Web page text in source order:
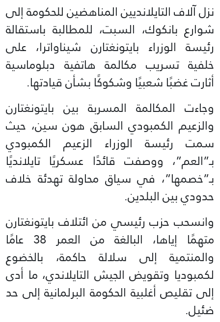
نزل آلاف التايلانديين المناهضين للحكومة إلى
شوارع بانكوك، السبت، للمطالبة باستقالة
رئيسة الوزراء بايتونغتارن شيناواترا، على
خلفية تسريب مكالمة هاتفية دبلوماسية
أثارت غضبًا شعبيًا وشكوكًا بشأن قيادتها.
وجاءت المكالمة المسربة بين بايتونغتارن
والزعيم الكمبودي السابق هون سين، حيث
سمت رئيسة الوزراء الزعيم الكمبودي
بـ”العم”، ووصفت قائدًا عسكريًا تايلانديًا
بـ”خصمها”، في سياق محاولة تهدئة خلاف
حدودي بين البلدين.
وانسحب حزب رئيسي من ائتلاف بايتونغتارن
متهمًا إياها، البالغة من العمر 38 عامًا
والمنتمية إلى سلالة حاكمة، بالخضوع
لكمبوديا وتقويض الجيش التايلاندي، ما أدى
إلى تقليص أغلبية الحكومة البرلمانية إلى حد
ضئيل.